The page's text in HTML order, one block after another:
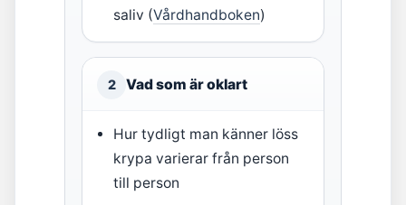
saliv (Vårdhandboken)
2 Vad som är oklart
Hur tydligt man känner löss
krypa varierar från person
till person